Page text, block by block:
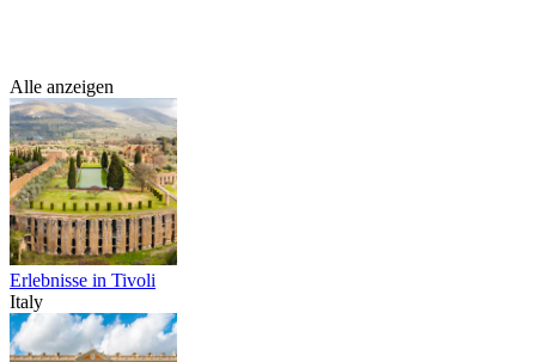
Alle anzeigen
Erlebnisse in Tivoli
Italy